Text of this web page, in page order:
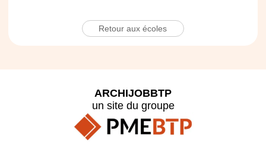
Retour aux écoles
ARCHIJOBBTP
un site du groupe